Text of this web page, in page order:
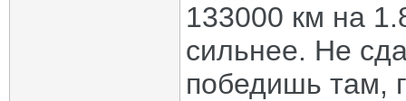
133000 км на
сильнее. Не
победишь там,